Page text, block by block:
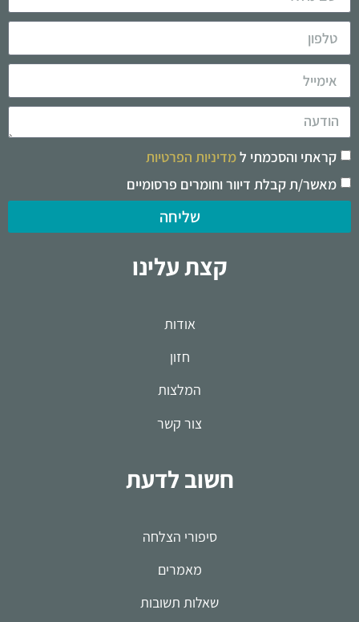
קראתי והסכמתי למדיניות הפרטיות
מאשר/ת קבלת דיוור וחומרים פרסומיים
שליחה
קצת עלינו
אודות
חזון
המלצות
צור קשר
חשוב לדעת
סיפורי הצלחה
מאמרים
שאלות תשובות